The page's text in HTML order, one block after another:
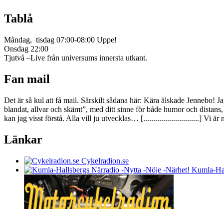
Tablå
Måndag, tisdag 07:00-08:00 Uppe!
Onsdag 22:00
Tjutvå –Live från universums innersta utkant.
Fan mail
Det är så kul att få mail. Särskilt sådana här: Kära älskade Jennebo!
blandat, allvar och skämt”, med ditt sinne för både humor och
kan jag visst förstå. Alla vill ju utvecklas… [............................] Vi är
Länkar
Cykelradion.se
Kumla-